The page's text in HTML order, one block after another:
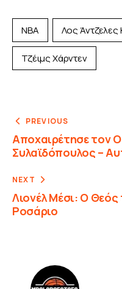
NBA Λος Άντζελες
Τζέιμς Χάρντεν
PREVIOUS
Αποχαιρέτησε τον
Συλαϊδόπουλος –
NEXT
Λιονέλ Μέσι: Ο
Ροσάριο